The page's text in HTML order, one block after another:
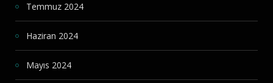
Temmuz 2024
Haziran 2024
Mayıs 2024